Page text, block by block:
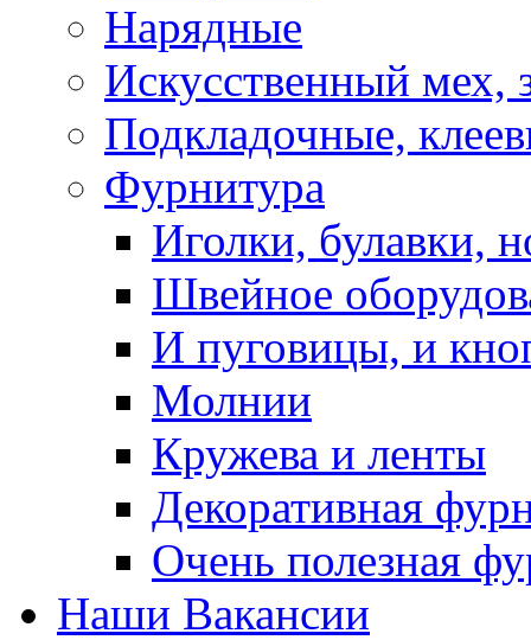
Нарядные
Искусственный мех,
Подкладочные,
Фурнитура
Иголки, булавки,
Швейное
И пуговицы, и
Молнии
Кружева и ленты
Декоративная
Очень полезная
Наши Вакансии